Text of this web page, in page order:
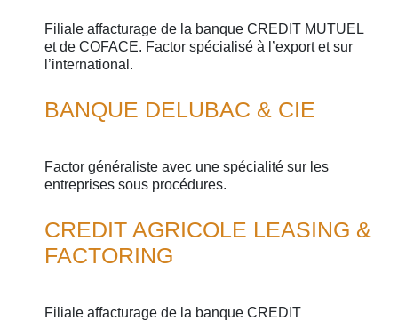
Filiale affacturage de la banque CREDIT MUTUEL
et de COFACE. Factor spécialisé à l’export et sur
l’international.
BANQUE DELUBAC & CIE
Factor généraliste avec une spécialité sur les
entreprises sous procédures.
CREDIT AGRICOLE LEASING &
FACTORING
Filiale affacturage de la banque CREDIT